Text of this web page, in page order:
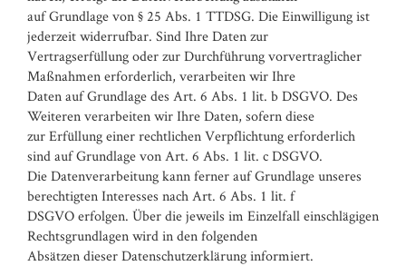
auf Grundlage von § 25 Abs. 1 TTDSG. Die Einwilligung ist
jederzeit widerrufbar. Sind Ihre Daten zur
Vertragserfüllung oder zur Durchführung vorvertraglicher
Maßnahmen erforderlich, verarbeiten wir Ihre
Daten auf Grundlage des Art. 6 Abs. 1 lit. b DSGVO. Des
Weiteren verarbeiten wir Ihre Daten, sofern diese
zur Erfüllung einer rechtlichen Verpflichtung erforderlich
sind auf Grundlage von Art. 6 Abs. 1 lit. c DSGVO.
Die Datenverarbeitung kann ferner auf Grundlage unseres
berechtigten Interesses nach Art. 6 Abs. 1 lit. f
DSGVO erfolgen. Über die jeweils im Einzelfall einschlägigen
Rechtsgrundlagen wird in den folgenden
Absätzen dieser Datenschutzerklärung informiert.